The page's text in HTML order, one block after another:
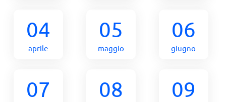
04
aprile
05
maggio
06
giugno
07 08 09